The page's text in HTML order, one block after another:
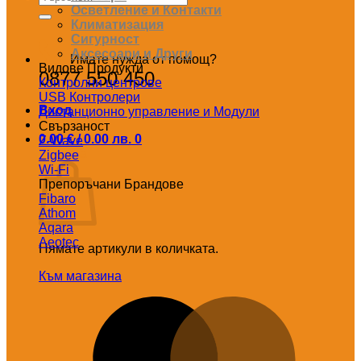
за:
Имате нужда от помощ?
0877 550 450
Вход
0.00€/ 0.00 лв. 0
Количка
Нямате артикули в количката.
Към магазина
Осветление и Контакти
Климатизация
Сигурност
Аксесоари и Други
Видове Продукти
Контролни центрове
USB Контролери
Дистанционно управление и Модули
Свързаност
Z-Wave
Zigbee
Wi-Fi
Препоръчани Брандове
Fibaro
Athom
Aqara
Aeotec